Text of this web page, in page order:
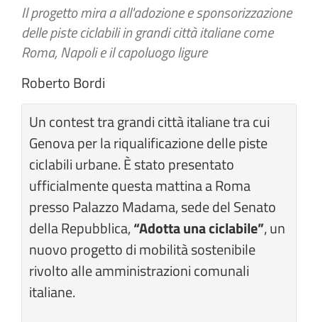
Il progetto mira a all'adozione e sponsorizzazione
delle piste ciclabili in grandi città italiane come
Roma, Napoli e il capoluogo ligure
Roberto Bordi
Un contest tra grandi città italiane tra cui
Genova per la riqualificazione delle piste
ciclabili urbane. È stato presentato
ufficialmente questa mattina a Roma
presso Palazzo Madama, sede del Senato
della Repubblica,“Adotta una ciclabile”, un
nuovo progetto di mobilità sostenibile
rivolto alle amministrazioni comunali
italiane.